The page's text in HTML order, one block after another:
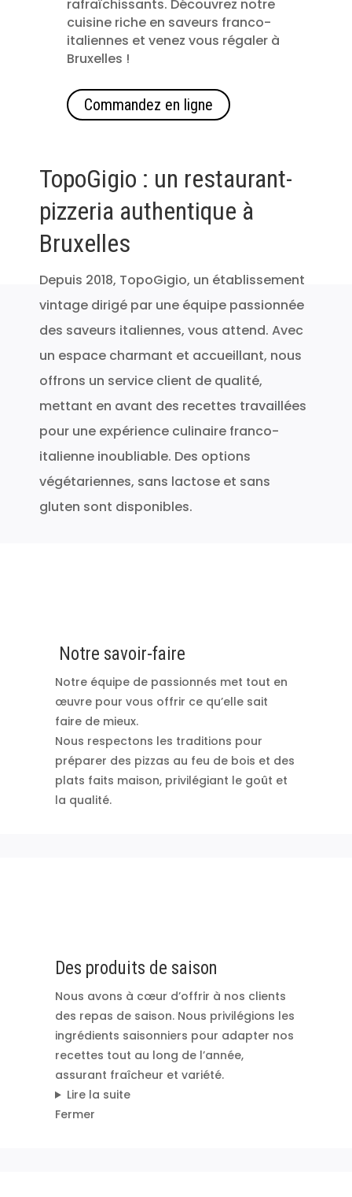
rafraîchissants. Découvrez notre
cuisine riche en saveurs franco-
italiennes et venez vous régaler à
Bruxelles !
Commandez en ligne
TopoGigio : un restaurant-
pizzeria authentique à
Bruxelles
Depuis 2018, TopoGigio, un établissement
vintage dirigé par une équipe passionnée
des saveurs italiennes, vous attend. Avec
un espace charmant et accueillant, nous
offrons un service client de qualité,
mettant en avant des recettes travaillées
pour une expérience culinaire franco-
italienne inoubliable. Des options
végétariennes, sans lactose et sans
gluten sont disponibles.
Notre savoir-faire
Notre équipe de passionnés met tout en
œuvre pour vous offrir ce qu’elle sait
faire de mieux.
Nous respectons les traditions pour
préparer des pizzas au feu de bois et des
plats faits maison, privilégiant le goût et
la qualité.
Des produits de saison
Nous avons à cœur d’offrir à nos clients
des repas de saison. Nous privilégions les
ingrédients saisonniers pour adapter nos
recettes tout au long de l’année,
assurant fraîcheur et variété.
Lire la suite
Fermer